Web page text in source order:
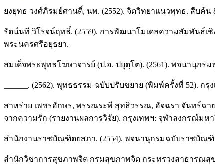
ยงยุทธ วงศ์ภิรมย์ศานติ์, นพ. (2552). จิตวิทยาแนวพุทธ. สืบค้น
รัตน์นที วิโรจน์ฤทธิ์. (2559). การพัฒนาโมเดลความสัมพัน
พระนครศรีอยุธยา.
สมเด็จพระพุทธโฆษาจารย์ (ป.อ. ปยุตฺโต). (2561). พจนานุก
______. (2562). พุทธธรรม ฉบับปรับขยาย (พิมพ์ครั้งที่ 52). กรุ
สาหร่าย เพชรอักษร, พรรณระพี สุทธิวรรณ, อัจฉรา จันทร์ฉา
จากความรัก (รายงานผลการวิจัย). กรุงเทพฯ: จุฬาลงกรณ์มห
สำนักงานราชบัณฑิตยสภา. (2554). พจนานุกรมฉบับราชบัณฑิ
สำนักวิชาการสุขภาพจิต กรมสุขภาพจิต กระทรวงสาธารณสุข